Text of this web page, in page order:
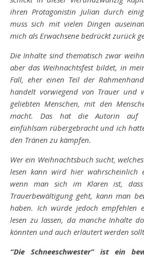
ihren Protagonistin Julian durch
muss sich mit vielen Dingen
mich als Erwachsene bedrückt zurück
Die Inhalte sind thematisch zwar
aber das Weihnachtsfest bildet, in
Fall, eher einen Teil der
handelt vorwiegend von Trauer und
geliebten Menschen, mit den
macht. Das hat die Autorin auf
einfühlsam rübergebracht und ich
den Tränen zu kämpfen.
Wer ein Weihnachtsbuch sucht,
lesen kann wird hier wahrscheinlich
wenn man sich im Klaren ist,
Trauerbewältigung geht, kann man
haben. Ich würde jedoch empfehlen
lesen zu lassen, da manche Inhalte
könnten und auch erläutert werden
“Die Schneeschwester” ist ein